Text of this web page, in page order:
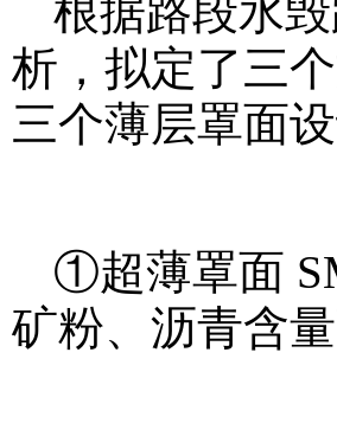
根据路段水
析，拟定了三
三个薄层罩面设
①超薄罩面
矿粉、沥青含